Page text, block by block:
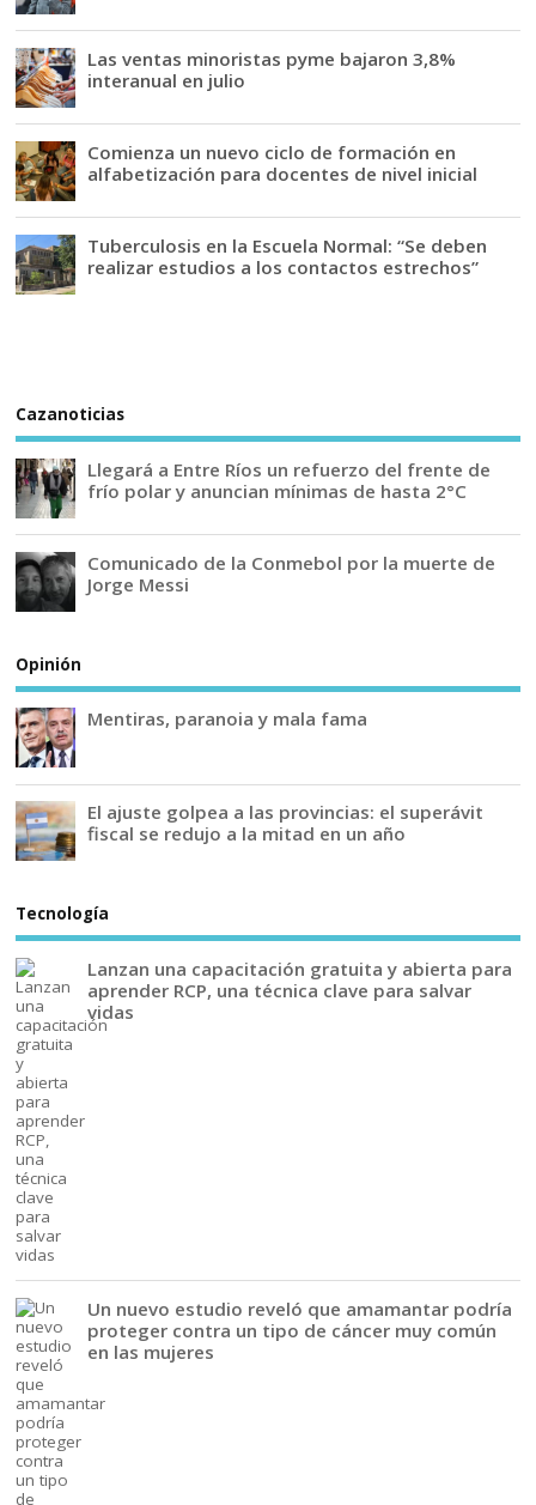
Las ventas minoristas pyme bajaron 3,8%
interanual en julio
Comienza un nuevo ciclo de formación en
alfabetización para docentes de nivel inicial
Tuberculosis en la Escuela Normal: “Se deben
realizar estudios a los contactos estrechos”
Cazanoticias
Llegará a Entre Ríos un refuerzo del frente de
frío polar y anuncian mínimas de hasta 2°C
Comunicado de la Conmebol por la muerte de
Jorge Messi
Opinión
Mentiras, paranoia y mala fama
El ajuste golpea a las provincias: el superávit
fiscal se redujo a la mitad en un año
Tecnología
Lanzan una capacitación gratuita y abierta para
aprender RCP, una técnica clave para salvar
vidas
Un nuevo estudio reveló que amamantar podría
proteger contra un tipo de cáncer muy común
en las mujeres